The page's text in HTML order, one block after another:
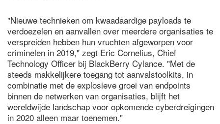
"Nieuwe technieken om kwaadaardige payloads te
verdoezelen en aanvallen over meerdere organisaties te
verspreiden hebben hun vruchten afgeworpen voor
criminelen in 2019," zegt Eric Cornelius, Chief
Technology Officer bij BlackBerry Cylance. "Met de
steeds makkelijkere toegang tot aanvalstoolkits, in
combinatie met de explosieve groei van endpoints
binnen de netwerken van organisaties, blijft het
wereldwijde landschap voor opkomende cyberdreigingen
in 2020 alleen maar toenemen."